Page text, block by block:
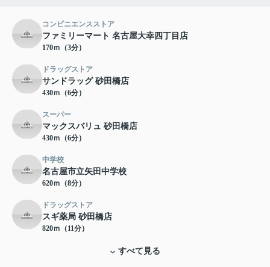
コンビニエンスストア
ファミリーマート 名古屋大幸四丁目店
170ｍ（3分）
ドラッグストア
サンドラッグ 砂田橋店
430ｍ（6分）
スーパー
マックスバリュ 砂田橋店
430ｍ（6分）
中学校
名古屋市立矢田中学校
620ｍ（8分）
ドラッグストア
スギ薬局 砂田橋店
820ｍ（11分）
すべて見る